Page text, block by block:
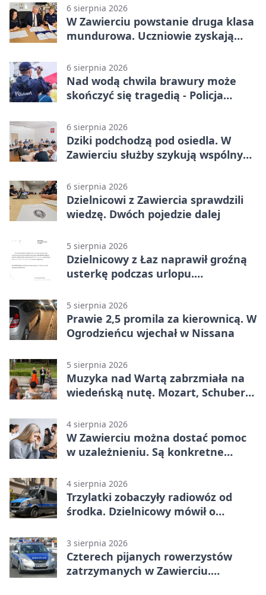
6 sierpnia 2026
W Zawierciu powstanie druga klasa
mundurowa. Uczniowie zyskają
6 sierpnia 2026
Nad wodą chwila brawury może
skończyć się tragedią - Policja
6 sierpnia 2026
Dziki podchodzą pod osiedla. W
Zawierciu służby szykują wspólny
6 sierpnia 2026
Dzielnicowi z Zawiercia sprawdzili
wiedzę. Dwóch pojedzie dalej
5 sierpnia 2026
Dzielnicowy z Łaz naprawił groźną
usterkę podczas urlopu.
5 sierpnia 2026
Prawie 2,5 promila za kierownicą. W
Ogrodzieńcu wjechał w Nissana
5 sierpnia 2026
Muzyka nad Wartą zabrzmiała na
wiedeńską nutę. Mozart, Schubert i
4 sierpnia 2026
W Zawierciu można dostać pomoc
w uzależnieniu. Są konkretne
4 sierpnia 2026
Trzylatki zobaczyły radiowóz od
środka. Dzielnicowy mówił o
3 sierpnia 2026
Czterech pijanych rowerzystów
zatrzymanych w Zawierciu.